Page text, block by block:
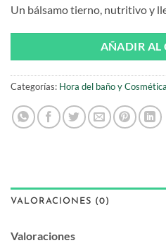
Un bálsamo tierno, nutritivo y
AÑADIR AL
Categorías: Hora del baño y
VALORACIONES (0)
Valoraciones